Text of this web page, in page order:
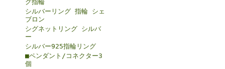
グ指輪
シルバーリング 指輪 シェ
ブロン
シグネットリング シルバ
ー
シルバー925指輪リング
■ペンダント/コネクター3
個